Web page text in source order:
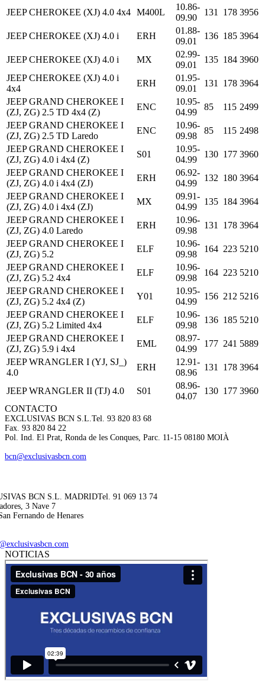
JEEP CHEROKEE (XJ) 4.0 4x4 M400L
10.86-
09.90
131 178 3956
JEEP CHEROKEE (XJ) 4.0 i ERH
01.88-
09.01
136 185 3964
JEEP CHEROKEE (XJ) 4.0 i MX
02.99-
09.01
135 184 3960
JEEP CHEROKEE (XJ) 4.0 i
4x4
ERH
01.95-
09.01
131 178 3964
JEEP GRAND CHEROKEE I
(ZJ, ZG) 2.5 TD 4x4 (Z)
ENC
10.95-
04.99
85 115 2499
JEEP GRAND CHEROKEE I
(ZJ, ZG) 2.5 TD Laredo
ENC
10.96-
09.98
85 115 2498
JEEP GRAND CHEROKEE I
(ZJ, ZG) 4.0 i 4x4 (Z)
S01
10.95-
04.99
130 177 3960
JEEP GRAND CHEROKEE I
(ZJ, ZG) 4.0 i 4x4 (ZJ)
ERH
06.92-
04.99
132 180 3964
JEEP GRAND CHEROKEE I
(ZJ, ZG) 4.0 i 4x4 (ZJ)
MX
09.91-
04.99
135 184 3964
JEEP GRAND CHEROKEE I
(ZJ, ZG) 4.0 Laredo
ERH
10.96-
09.98
131 178 3964
JEEP GRAND CHEROKEE I
(ZJ, ZG) 5.2
ELF
10.96-
09.98
164 223 5210
JEEP GRAND CHEROKEE I
(ZJ, ZG) 5.2 4x4
ELF
10.96-
09.98
164 223 5210
JEEP GRAND CHEROKEE I
(ZJ, ZG) 5.2 4x4 (Z)
Y01
10.95-
04.99
156 212 5216
JEEP GRAND CHEROKEE I
(ZJ, ZG) 5.2 Limited 4x4
ELF
10.96-
09.98
136 185 5210
JEEP GRAND CHEROKEE I
(ZJ, ZG) 5.9 i 4x4
EML
08.97-
04.99
177 241 5889
JEEP WRANGLER I (YJ, SJ_)
4.0
ERH
12.91-
08.96
131 178 3964
JEEP WRANGLER II (TJ) 4.0 S01
08.96-
04.07
130 177 3960
CONTACTO
EXCLUSIVAS BCN S.L. Tel. 93 820 83 68
Fax. 93 820 84 22
Pol. Ind. El Prat, Ronda de les Conques, Parc. 11-15 08180 MOIÀ
bcn@exclusivasbcn.com
BCN S.L. MADRIDTel. 91 069 13 74
3 Nave 7
Fernando de Henares
NOTICIAS